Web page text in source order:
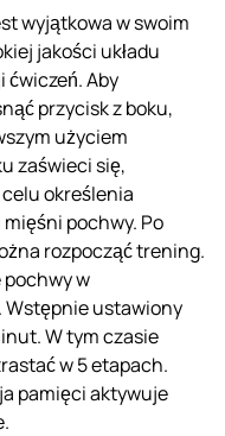
wyjątkowa w swoim
jakości układu
Aby
przycisk z boku,
użyciem
zaświeci się,
określenia
pochwy. Po
rozpocząć trening.
pochwy w
ustawiony
W tym czasie
w 5 etapach.
pamięci aktywuje